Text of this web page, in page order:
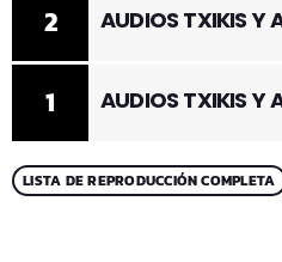
1 AUDIOS TXIKIS Y
2 AUDIOS TXIKIS Y
LISTA DE REPRODUCCIÓN COMPLETA